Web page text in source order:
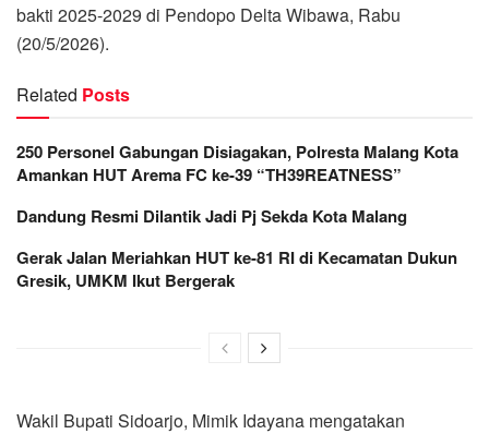
bakti 2025-2029 di Pendopo Delta Wibawa, Rabu
(20/5/2026).
Related Posts
250 Personel Gabungan Disiagakan, Polresta Malang Kota
Amankan HUT Arema FC ke-39 “TH39REATNESS”
Dandung Resmi Dilantik Jadi Pj Sekda Kota Malang
Gerak Jalan Meriahkan HUT ke-81 RI di Kecamatan Dukun
Gresik, UMKM Ikut Bergerak
Wakil Bupati Sidoarjo, Mimik Idayana mengatakan